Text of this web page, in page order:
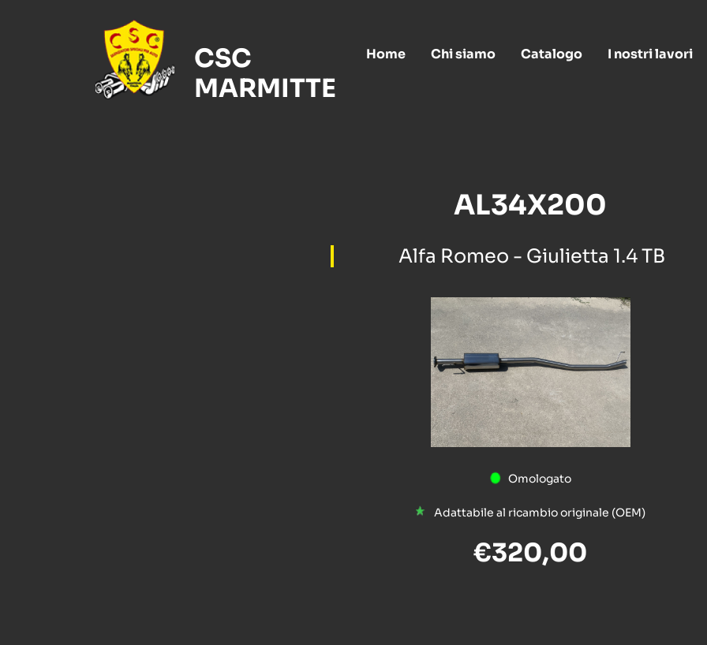
CSC
MARMITTE
Home Chi siamo Catalogo I nostri lavori
AL34X200
Alfa Romeo - Giulietta 1.4 TB
Omologato
Adattabile al ricambio originale (OEM)
€320,00